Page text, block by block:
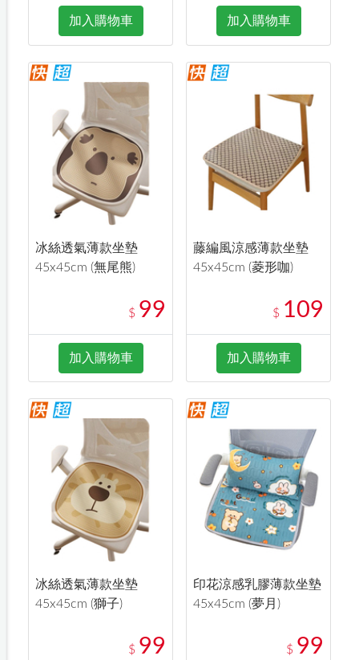
加入購物車 加入購物車
冰絲透氣薄款坐墊
45x45cm (無尾熊)
$ 99
加入購物車
藤編風涼感薄款坐墊
45x45cm (菱形咖)
$ 109
加入購物車
冰絲透氣薄款坐墊
45x45cm (獅子)
$ 99
印花涼感乳膠薄款坐墊
45x45cm (夢月)
$ 99